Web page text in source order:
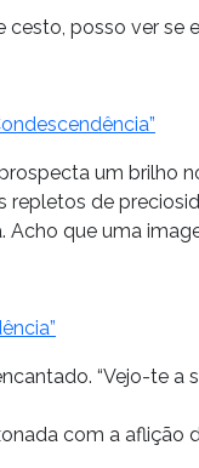
posso ver se
um brilho
repletos de
Acho que uma
“Vejo-te a
com a aflição